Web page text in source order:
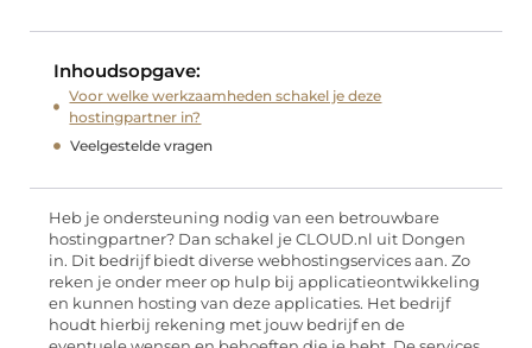
Inhoudsopgave:
Voor welke werkzaamheden schakel je deze
hostingpartner in?
Veelgestelde vragen
Heb je ondersteuning nodig van een betrouwbare
hostingpartner? Dan schakel je CLOUD.nl uit Dongen
in. Dit bedrijf biedt diverse webhostingservices aan. Zo
reken je onder meer op hulp bij applicatieontwikkeling
en kunnen hosting van deze applicaties. Het bedrijf
houdt hierbij rekening met jouw bedrijf en de